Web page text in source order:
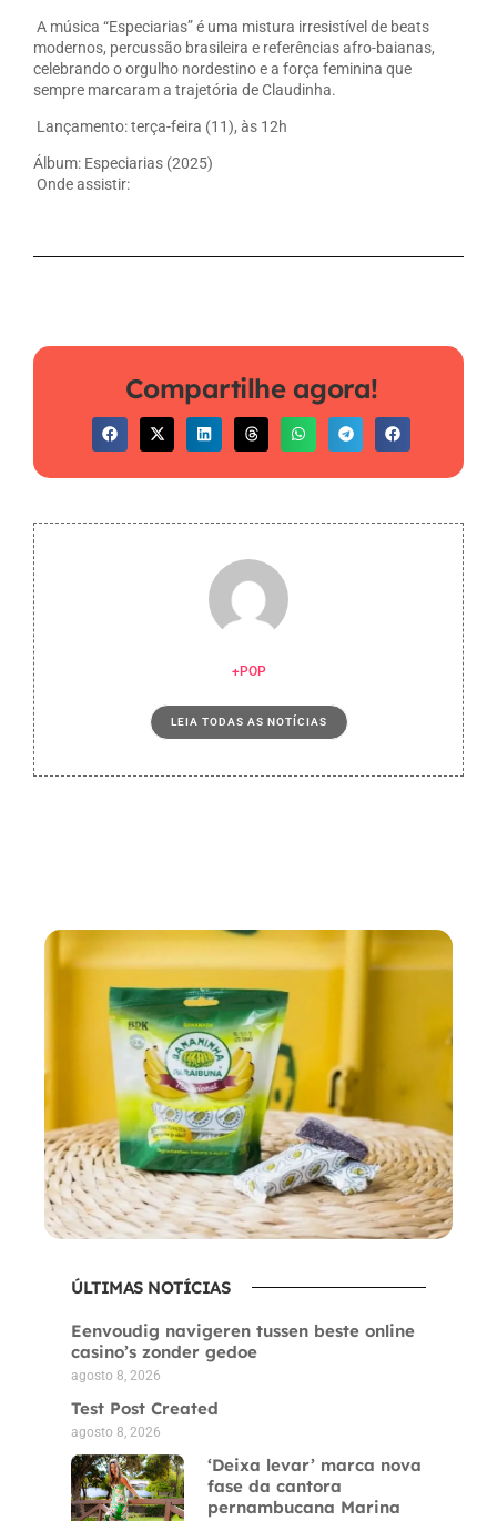
A música “Especiarias” é uma mistura irresistível de beats
modernos, percussão brasileira e referências afro-baianas,
celebrando o orgulho nordestino e a força feminina que
sempre marcaram a trajetória de Claudinha.
Lançamento: terça-feira (11), às 12h
Álbum: Especiarias (2025)
Onde assistir:
Compartilhe agora!
+POP
LEIA TODAS AS NOTÍCIAS
ÚLTIMAS NOTÍCIAS
Eenvoudig navigeren tussen beste online
casino’s zonder gedoe
agosto 8, 2026
Test Post Created
agosto 8, 2026
‘Deixa levar’ marca nova
fase da cantora
pernambucana Marina